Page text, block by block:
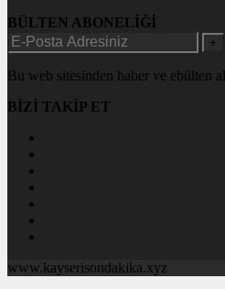
BÜLTEN ABONELİĞİ
+
Bu web sitesinden haber ve ebülten
BİZİ TAKİP ET
www.kayserisondakika.xyz